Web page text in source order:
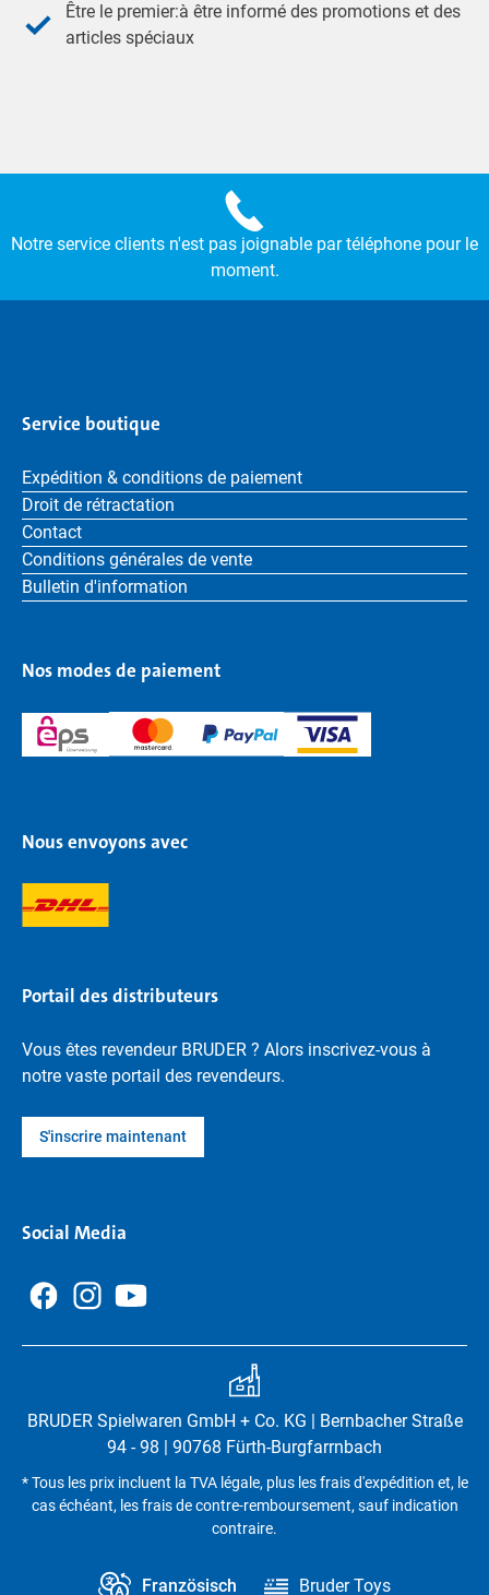
Être le premier:à être informé des promotions et des
articles spéciaux
Notre service clients n'est pas joignable par téléphone pour le
moment.
Service boutique
Expédition & conditions de paiement
Droit de rétractation
Contact
Conditions générales de vente
Bulletin d'information
Nos modes de paiement
Nous envoyons avec
Portail des distributeurs
Vous êtes revendeur BRUDER ? Alors inscrivez-vous à
notre vaste portail des revendeurs.
S'inscrire maintenant
Social Media
BRUDER Spielwaren GmbH + Co. KG | Bernbacher Straße
94 - 98 | 90768 Fürth-Burgfarrnbach
* Tous les prix incluent la TVA légale, plus les frais d'expédition et, le
cas échéant, les frais de contre-remboursement, sauf indication
contraire.
Französisch Bruder Toys